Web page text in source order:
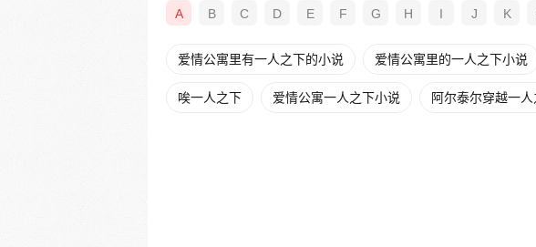
A B C D E F G H I J K
爱情公寓里有一人之下的小说 爱情公寓里的一人之下小说
唉一人之下 爱情公寓一人之下小说 阿尔泰尔穿越一